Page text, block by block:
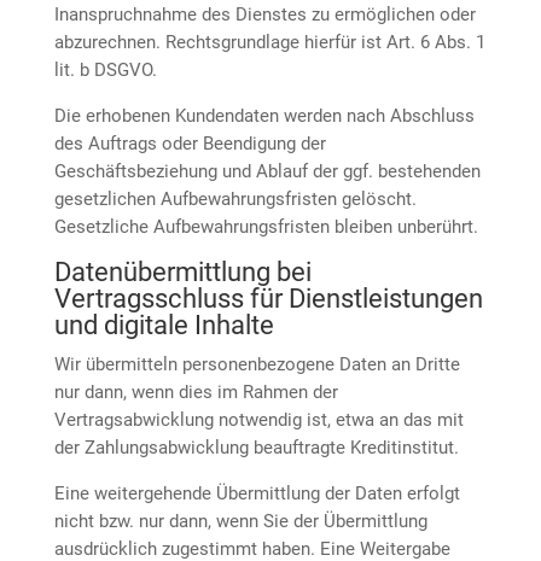
Inanspruchnahme des Dienstes zu ermöglichen oder
abzurechnen. Rechtsgrundlage hierfür ist Art. 6 Abs. 1
lit. b DSGVO.
Die erhobenen Kundendaten werden nach Abschluss
des Auftrags oder Beendigung der
Geschäftsbeziehung und Ablauf der ggf. bestehenden
gesetzlichen Aufbewahrungsfristen gelöscht.
Gesetzliche Aufbewahrungsfristen bleiben unberührt.
Daten­übermittlung bei
Vertragsschluss für Dienstleistungen
und digitale Inhalte
Wir übermitteln personenbezogene Daten an Dritte
nur dann, wenn dies im Rahmen der
Vertragsabwicklung notwendig ist, etwa an das mit
der Zahlungsabwicklung beauftragte Kreditinstitut.
Eine weitergehende Übermittlung der Daten erfolgt
nicht bzw. nur dann, wenn Sie der Übermittlung
ausdrücklich zugestimmt haben. Eine Weitergabe